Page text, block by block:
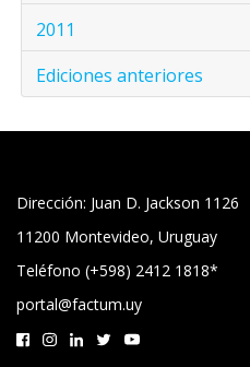
2011
Ediciones anteriores
Dirección: Juan D. Jackson 1126
11200 Montevideo, Uruguay
Teléfono (+598) 2412 1818*
portal@factum.uy